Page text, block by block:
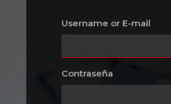
Username or E-mail
Contraseña